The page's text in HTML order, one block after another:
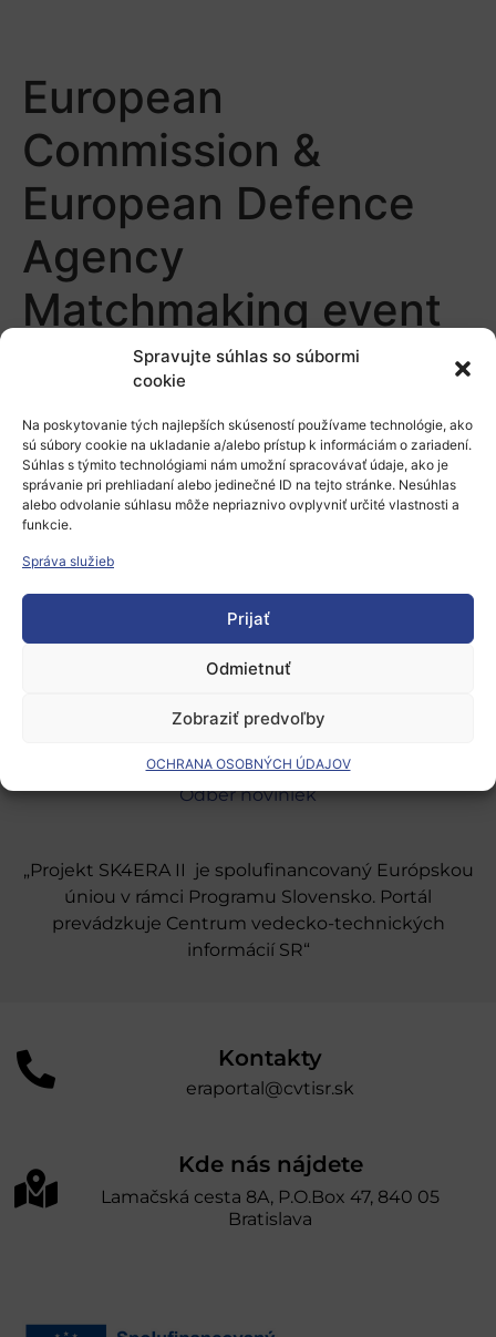
Spravujte súhlas so súbormi
cookie
Na poskytovanie tých najlepších skúseností používame technológie, ako
sú súbory cookie na ukladanie a/alebo prístup k informáciám o zariadení.
Súhlas s týmito technológiami nám umožní spracovávať údaje, ako je
správanie pri prehliadaní alebo jedinečné ID na tejto stránke. Nesúhlas
alebo odvolanie súhlasu môže nepriaznivo ovplyvniť určité vlastnosti a
funkcie.
Správa služieb
Prijať
Odmietnuť
Zobraziť predvoľby
OCHRANA OSOBNÝCH ÚDAJOV
European
Commission &
European Defence
Agency
Matchmaking event
Pridaj komentár
Prepáčte, ale pred zanechaním komentára sa musíte
prihlásiť.
Európsky výskumný priestor
Oblasti našej podpory
Podporné schémy a služby
Grantové programy pre výskum
Odber noviniek
„Projekt SK4ERA II je spolufinancovaný Európskou
úniou v rámci Programu Slovensko. Portál
prevádzkuje Centrum vedecko-technických
informácií SR“
Kontakty
eraportal@cvtisr.sk
Kde nás nájdete
Lamačská cesta 8A, P.O.Box 47, 840 05
Bratislava